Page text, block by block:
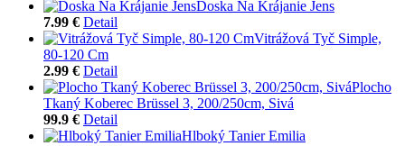
Doska Na Krájanie Jens
7.99 € Detail
Vitrážová Tyč Simple,
80-120 Cm
2.99 € Detail
Plocho
Tkaný Koberec Brüssel 3, 200/250cm, Sivá
99.9 € Detail
Hlboký Tanier Emilia